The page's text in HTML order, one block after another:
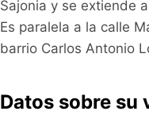
Sajonia y se extiende
Es paralela a la calle
barrio Carlos Antonio
Datos sobre su